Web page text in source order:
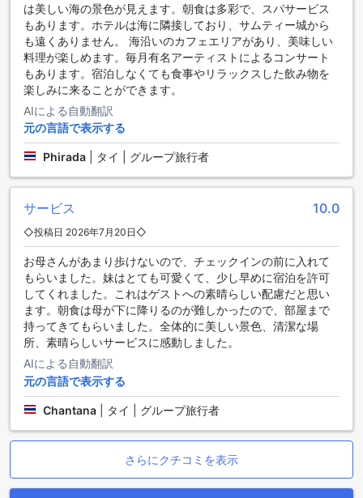
多彩な客室ラインナップで理想の滞在を実現 - ガーデン クリ
フ リゾート & スパ
ガーデン クリフ リゾート & スパでは、多彩なタイプの客室を
ご用意しており、ゲストのニーズに合わせた快適な滞在をお
約束します。広々としたデラックスルームは、バルコニー付
きの32平方メートルの空間に、シングルベッドまたはダブル
ベッドを備え、リラックスした時間を過ごせます。シー ビュ
ーのデラックスルームやプールアクセス付きのデラックスル
ームもあり、海の景色やプールサイドでのくつろぎをお楽し
みいただけます。ファミリーやグループには、50平方メート
クティブスイートもご用意しており、広々とした空間と贅沢
な滞在を提供します。
ナクルアの魅力を満喫するパタヤの隠れた宝石
ガーデン クリフ リゾート&スパ【SHA Extra+認定】は、パタ
ヤの魅力的なナクルア地区に位置する隠れた宝石です。ナク
ルアは、その美しいビーチとリラックスした雰囲気で知られ
ており、観光客に人気のスポットです。ガーデン クリフ リゾ
ート&スパは、この魅力的な地域を最大限に活用し、快適で贅
沢な滞在を提供しています。
ホテルの周辺には、多くの魅力的な観光スポットがありま
す。ナクルアのビーチでは、美しい砂浜と透明な海を楽しむ
トラン、バーなどのエンターテイメント施設も充実していま
す。さらに、ガーデン クリフ リゾート&スパは、ナクルアの
しており、ハイキングやサイクリングなどのアクティビティ
は美しい海の景色が見えます。朝食は多彩で、スパサービス
もあります。ホテルは海に隣接しており、サムティー城から
も遠くありません。 海沿いのカフェエリアがあり、美味しい
料理が楽しめます。毎月有名アーティストによるコンサート
もあります。宿泊しなくても食事やリラックスした飲み物を
楽しみに来ることができます。
AIによる自動翻訳
元の言語で表示する
Phirada タイ | グループ旅行者
サービス 10.0
◇投稿日 2026年7月20日◇
お母さんがあまり歩けないので、チェックインの前に入れて
もらいました。妹はとても可愛くて、少し早めに宿泊を許可
してくれました。これはゲストへの素晴らしい配慮だと思い
ます。朝食は母が下に降りるのが難しかったので、部屋まで
持ってきてもらいました。全体的に美しい景色、清潔な場
所、素晴らしいサービスに感動しました。
AIによる自動翻訳
元の言語で表示する
Chantana タイ | グループ旅行者
さらにクチコミを表示